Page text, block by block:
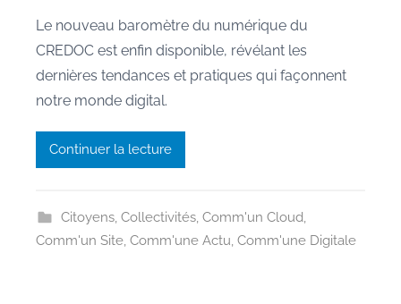
r
M
a
u
a
n
Le nouveau baromètre du numérique du
CREDOC est enfin disponible, révélant les
dernières tendances et pratiques qui façonnent
notre monde digital.
Continuer la lecture
Citoyens, Collectivités, Comm'un Cloud,
Comm'un Site, Comm'une Actu, Comm'une Digitale